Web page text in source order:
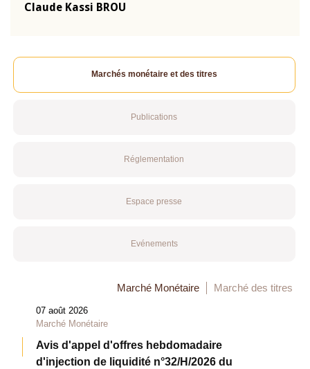
Claude Kassi BROU
Marchés monétaire et des titres
Publications
Réglementation
Espace presse
Evénements
Marché Monétaire Marché des titres
07 août 2026
Marché Monétaire
Avis d'appel d'offres hebdomadaire
d'injection de liquidité n°32/H/2026 du